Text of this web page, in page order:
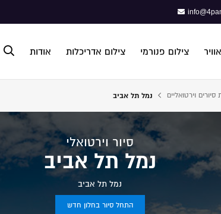
צילום פנורמי צילום אדריכלות אודות
סיורים וירטואליים נמל תל אביב
סיור וירטואלי
נמל תל אביב
נמל תל אביב
התחל סיור בחלון חדש